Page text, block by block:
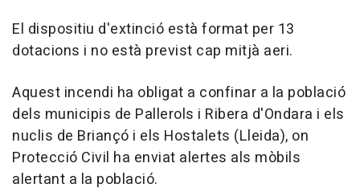
El dispositiu d'extinció està format per 13
dotacions i no està previst cap mitjà aeri.
Aquest incendi ha obligat a confinar a la població
dels municipis de Pallerols i Ribera d'Ondara i els
nuclis de Briançó i els Hostalets (Lleida), on
Protecció Civil ha enviat alertes als mòbils
alertant a la població.